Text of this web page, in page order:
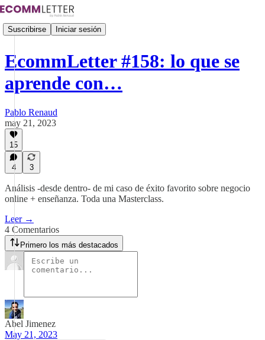
Suscribirse Iniciar sesión
EcommLetter #158: lo que se
aprende con…
Pablo Renaud
may 21, 2023
15
4 3
Análisis -desde dentro- de mi caso de éxito favorito sobre negocio
online + enseñanza. Toda una Masterclass.
Leer →
4 Comentarios
Primero los más destacados
Abel Jimenez
May 21, 2023